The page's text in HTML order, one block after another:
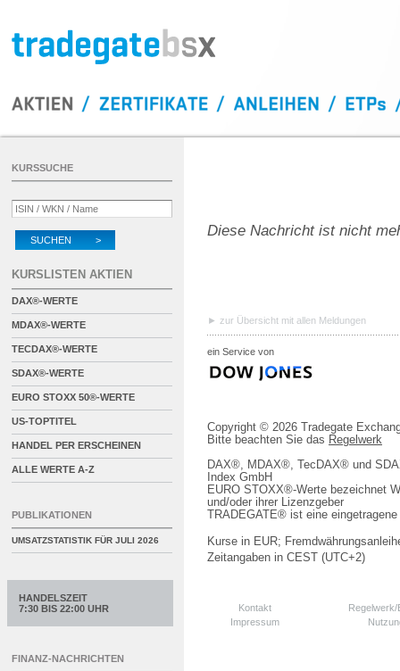
Diese Nachricht ist nicht
zur Übersicht mit allen Meldungen
ein Service von
Copyright © 2026 Tradegate
Bitte beachten Sie das Regelwerk
DAX®, MDAX®, TecDAX® und
Index GmbH
EURO STOXX®-Werte bezeichnet
und/oder ihrer Lizenzgeber
TRADEGATE® ist eine
Kurse in EUR;
Zeitangaben in CEST (UTC+2)
Kontakt
Impressum
KURSSUCHE
SUCHEN >
KURSLISTEN AKTIEN
DAX®-WERTE
MDAX®-WERTE
TECDAX®-WERTE
SDAX®-WERTE
EURO STOXX 50®-WERTE
US-TOPTITEL
HANDEL PER ERSCHEINEN
ALLE WERTE A-Z
PUBLIKATIONEN
UMSATZSTATISTIK FÜR JULI 2026
HANDELSZEIT
7:30 BIS 22:00 UHR
FINANZ-NACHRICHTEN